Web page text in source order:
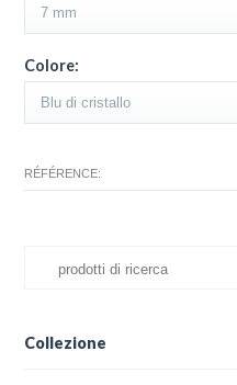
Colore:
RÉFÉRENCE:
Collezione